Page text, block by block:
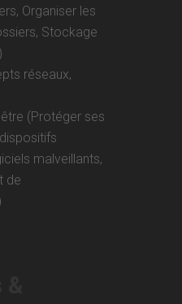
Organiser les
Stockage
réseaux,
(Protéger ses
malveillants,
de